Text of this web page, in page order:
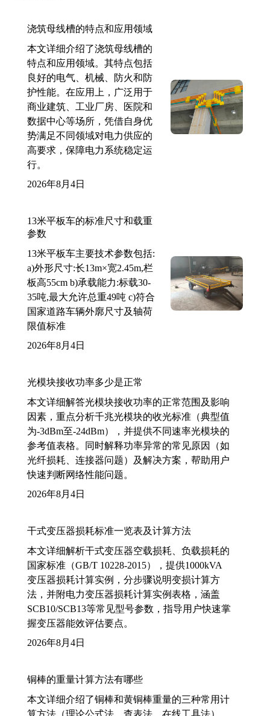
浇筑母线槽的特点和应用领域
本文详细介绍了浇筑母线槽的
特点和应用领域。其特点包括
良好的电气、机械、防火和防
护性能。在应用上，广泛用于
商业建筑、工业厂房、医院和
数据中心等场所，凭借自身优
势满足不同领域对电力供应的
高要求，保障电力系统稳定运
行。
2026年8月4日
13米平板车的标准尺寸和载重
参数
13米平板车主要技术参数包括:
a)外形尺寸:长13m×宽2.45m,栏
板高55cm b)承载能力:标载30-
35吨,最大允许总重49吨 c)符合
国家道路车辆外廓尺寸及轴荷
限值标准
2026年8月4日
光模块接收功率多少是正常
本文详细解答光模块接收功率的正常范围及影响
因素，重点分析千兆光模块的收光标准（典型值
为-3dBm至-24dBm），并提供不同速率光模块的
参考值表格。同时解释功率异常的常见原因（如
光纤损耗、连接器问题）及解决方案，帮助用户
快速判断网络性能问题。
2026年8月4日
干式变压器损耗标准一览表及计算方法
本文详细解析干式变压器空载损耗、负载损耗的
国家标准（GB/T 10228-2015），提供1000kVA
变压器损耗计算实例，分步骤说明变损计算方
法，并附电力变压器损耗计算实例表格，涵盖
SCB10/SCB13等常见型号参数，指导用户快速掌
握变压器能效评估要点。
2026年8月4日
铜棒的重量计算方法有哪些
本文详细介绍了铜棒和黄铜棒重量的三种常用计
算方法（理论公式法、查表法、在线工具法），